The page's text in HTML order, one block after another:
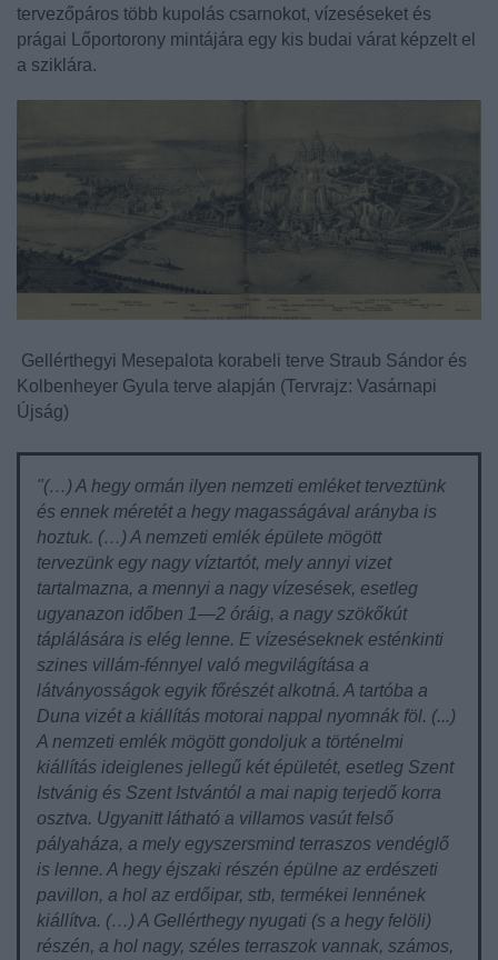
tervezőpáros több kupolás csarnokot, vízeséseket és
prágai Lőportorony mintájára egy kis budai várat képzelt el
a sziklára.
Gellérthegyi Mesepalota korabeli terve Straub Sándor és
Kolbenheyer Gyula terve alapján (Tervrajz: Vasárnapi
Újság)
"(…) A hegy ormán ilyen nemzeti emléket terveztünk
és ennek méretét a hegy magasságával arányba is
hoztuk. (…) A nemzeti emlék épülete mögött
tervezünk egy nagy víztartót, mely annyi vizet
tartalmazna, a mennyi a nagy vízesések, esetleg
ugyanazon időben 1—2 óráig, a nagy szökőkút
táplálására is elég lenne. E vízeséseknek esténkinti
szines villám-fénnyel való megvilágítása a
látványosságok egyik főrészét alkotná. A tartóba a
Duna vizét a kiállítás motorai nappal nyomnák föl. (...)
A nemzeti emlék mögött gondoljuk a történelmi
kiállítás ideiglenes jellegű két épületét, esetleg Szent
Istvánig és Szent Istvántól a mai napig terjedő korra
osztva. Ugyanitt látható a villamos vasút felső
pályaháza, a mely egyszersmind terraszos vendéglő
is lenne. A hegy éjszaki részén épülne az erdészeti
pavillon, a hol az erdőipar, stb, termékei lennének
kiállítva. (…) A Gellérthegy nyugati (s a hegy felöli)
részén, a hol nagy, széles terraszok vannak, számos,